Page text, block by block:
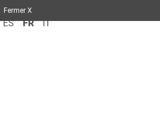
ES FR IT
Fermer X